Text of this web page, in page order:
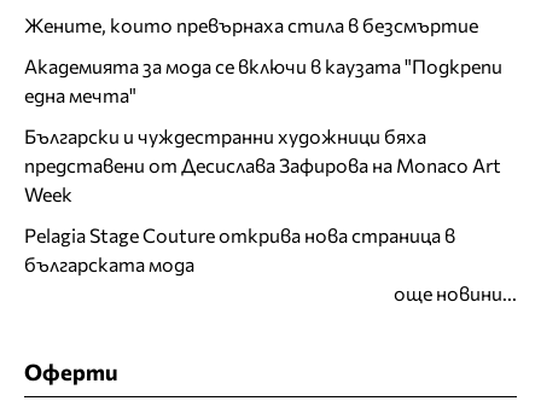
Жените, които превърнаха стила в безсмъртие
Академията за мода се включи в каузата "Подкрепи
една мечта"
Български и чуждестранни художници бяха
представени от Десислава Зафирова на Monaco Art
Week
Pelagia Stage Couture открива нова страница в
българската мода
още новини...
Оферти